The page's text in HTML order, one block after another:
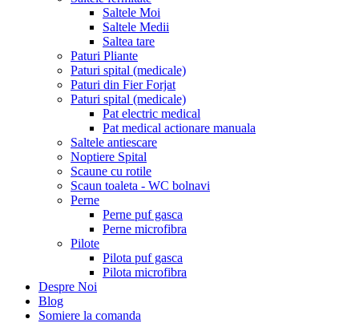
Saltele Moi
Saltele Medii
Saltea tare
Paturi Pliante
Paturi spital (medicale)
Paturi din Fier Forjat
Paturi spital (medicale)
Pat electric medical
Pat medical actionare manuala
Saltele antiescare
Noptiere Spital
Scaune cu rotile
Scaun toaleta - WC bolnavi
Perne
Perne puf gasca
Perne microfibra
Pilote
Pilota puf gasca
Pilota microfibra
Despre Noi
Blog
Somiere la comanda